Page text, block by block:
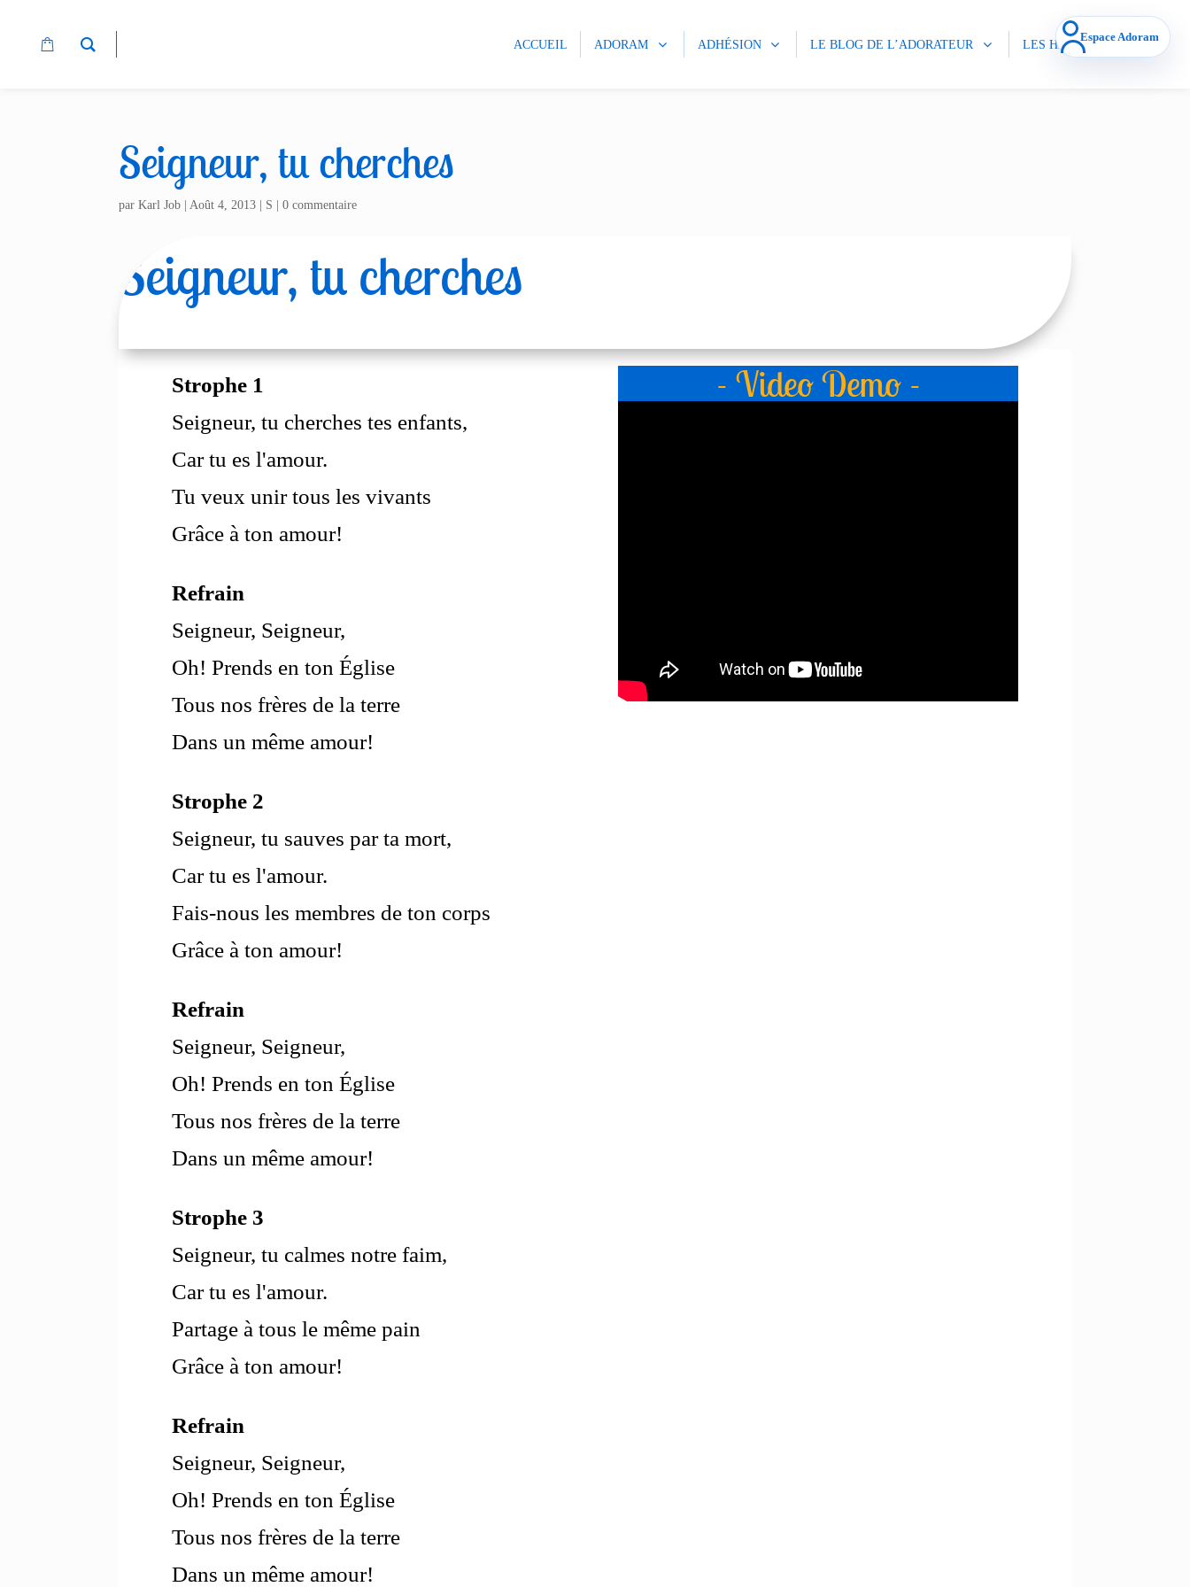
ACCUEIL ADORAM ADHÉSION LE BLOG DE L’ADORATEUR LES HALI CONTACT
Seigneur, tu cherches
parKarl Job |Août 4, 2013 S |0 commentaire
Seigneur, tu cherches
Strophe 1
Seigneur, tu cherches tes enfants,
Car tu es l'amour.
Tu veux unir tous les vivants
Grâce à ton amour!
Refrain
Seigneur, Seigneur,
Oh! Prends en ton Église
Tous nos frères de la terre
Dans un même amour!
Strophe 2
Seigneur, tu sauves par ta mort,
Car tu es l'amour.
Fais-nous les membres de ton corps
Grâce à ton amour!
Refrain
Seigneur, Seigneur,
Oh! Prends en ton Église
Tous nos frères de la terre
Dans un même amour!
Strophe 3
Seigneur, tu calmes notre faim,
Car tu es l'amour.
Partage à tous le même pain
Grâce à ton amour!
Refrain
Seigneur, Seigneur,
Oh! Prends en ton Église
Tous nos frères de la terre
Dans un même amour!
- Video Demo -
Espace Adoram